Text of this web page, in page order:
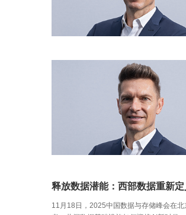
释放数据潜能：西部数据重新
11月18日，2025中国数据与存储峰会在